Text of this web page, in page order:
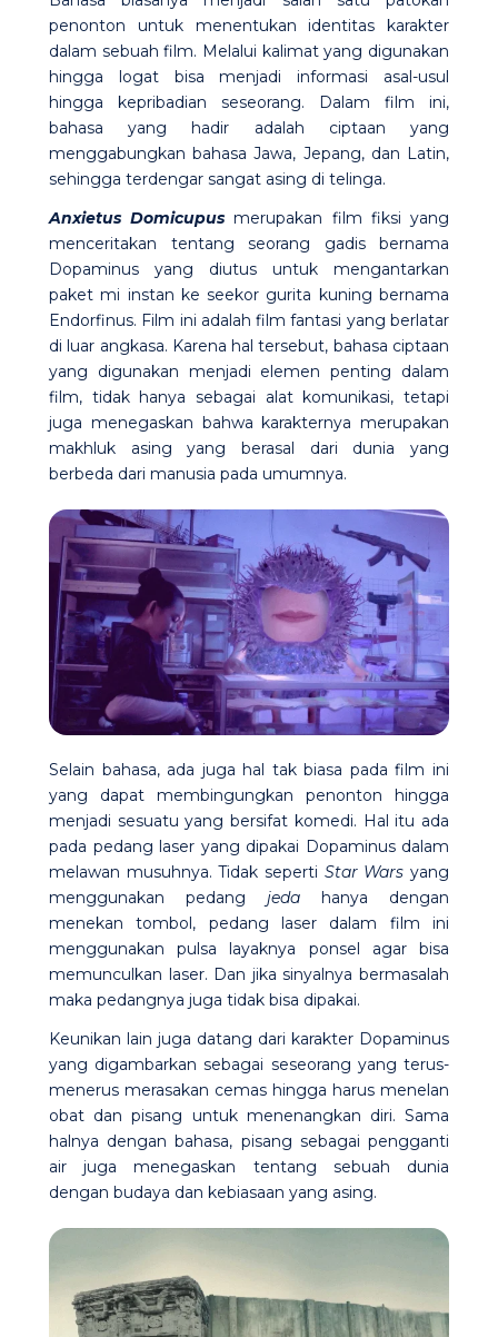
penonton untuk menentukan identitas karakter
dalam sebuah film. Melalui kalimat yang digunakan
hingga logat bisa menjadi informasi asal-usul
hingga kepribadian seseorang. Dalam film ini,
bahasa yang hadir adalah ciptaan yang
menggabungkan bahasa Jawa, Jepang, dan Latin,
sehingga terdengar sangat asing di telinga.
Anxietus Domicupus merupakan film fiksi yang
menceritakan tentang seorang gadis bernama
Dopaminus yang diutus untuk mengantarkan
paket mi instan ke seekor gurita kuning bernama
Endorfinus. Film ini adalah film fantasi yang berlatar
di luar angkasa. Karena hal tersebut, bahasa ciptaan
yang digunakan menjadi elemen penting dalam
film, tidak hanya sebagai alat komunikasi, tetapi
juga menegaskan bahwa karakternya merupakan
makhluk asing yang berasal dari dunia yang
berbeda dari manusia pada umumnya.
Selain bahasa, ada juga hal tak biasa pada film ini
yang dapat membingungkan penonton hingga
menjadi sesuatu yang bersifat komedi. Hal itu ada
pada pedang laser yang dipakai Dopaminus dalam
melawan musuhnya. Tidak seperti Star Wars yang
menggunakan pedang jeda hanya dengan
menekan tombol, pedang laser dalam film ini
menggunakan pulsa layaknya ponsel agar bisa
memunculkan laser. Dan jika sinyalnya bermasalah
maka pedangnya juga tidak bisa dipakai.
Keunikan lain juga datang dari karakter Dopaminus
yang digambarkan sebagai seseorang yang terus-
menerus merasakan cemas hingga harus menelan
obat dan pisang untuk menenangkan diri. Sama
halnya dengan bahasa, pisang sebagai pengganti
air juga menegaskan tentang sebuah dunia
dengan budaya dan kebiasaan yang asing.